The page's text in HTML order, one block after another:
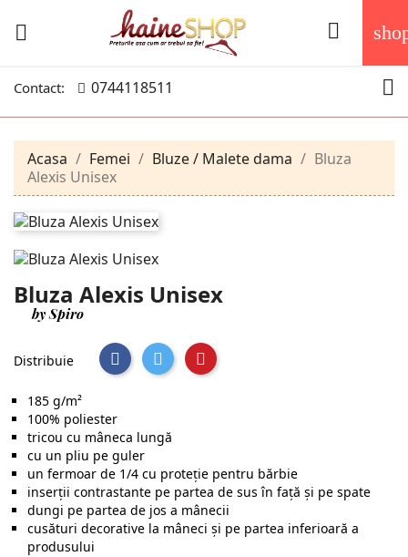
 
Contact: 0744118511 
Acasa Femei Bluze / Malete dama
Bluza
Alexis Unisex
Bluza Alexis Unisex
by Spiro
Distribuie
185 g/m²
100% poliester
tricou cu mâneca lungă
cu un pliu pe guler
un fermoar de 1/4 cu proteţie pentru bărbie
inserţii contrastante pe partea de sus în faţă şi pe spate
dungi pe partea de jos a mânecii
cusături decorative la mâneci şi pe partea inferioară a
produsului